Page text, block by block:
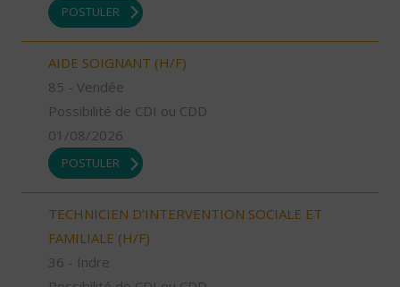
POSTULER
AIDE SOIGNANT (H/F)
85 - Vendée
Possibilité de CDI ou CDD
01/08/2026
POSTULER
TECHNICIEN D’INTERVENTION SOCIALE ET
FAMILIALE (H/F)
36 - Indre